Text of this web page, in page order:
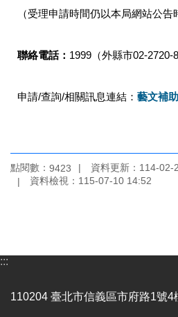
訊
絡
訊
區
導
（受理申請時間仍以本局網站公告
聯絡電話： 1999（外縣市02-2720-
申請/查詢/相關訊息連結： 藝文補
點閱數： 9423 資料更新： 114-02-
資料檢視： 115-07-10 14:52
:::
110204 臺北市信義區市府路1號4